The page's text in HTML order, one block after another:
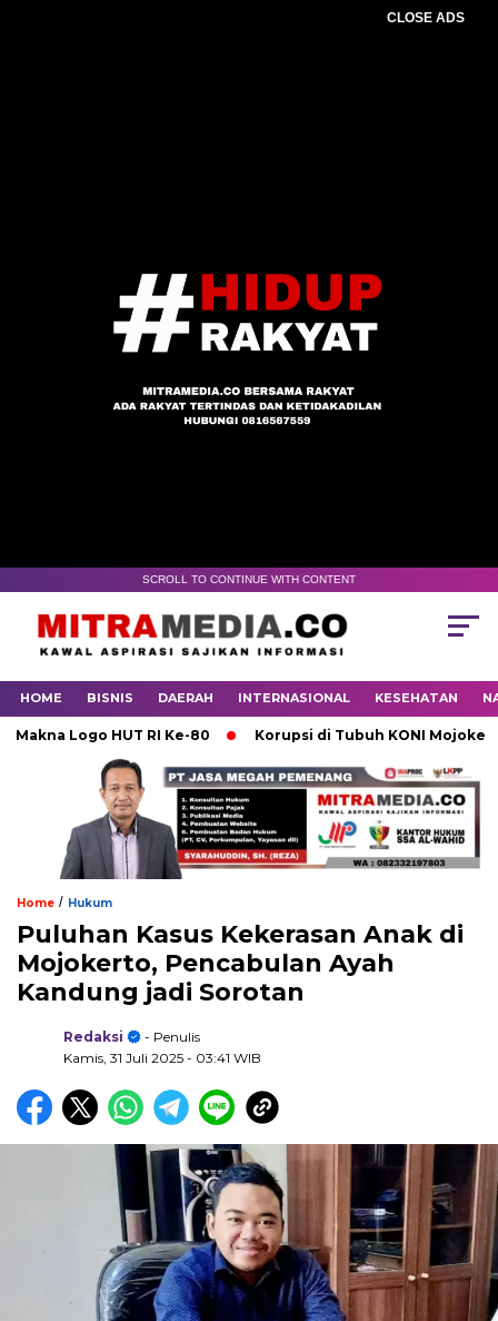
CLOSE ADS
SCROLL TO CONTINUE WITH CONTENT
HOME BISNIS DAERAH INTERNASIONAL KESEHATAN
Logo HUT RI Ke-80 Korupsi di Tubuh KONI Mojokerto
Home / Hukum
Puluhan Kasus Kekerasan Anak di
Mojokerto, Pencabulan Ayah
Kandung jadi Sorotan
Redaksi
- Penulis
Kamis, 31 Juli 2025 - 03:41 WIB